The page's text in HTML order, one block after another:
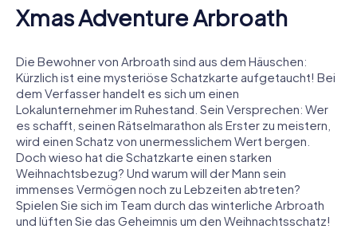
Xmas Adventure Arbroath
Die Bewohner von Arbroath sind aus dem Häuschen:
Kürzlich ist eine mysteriöse Schatzkarte aufgetaucht! Bei
dem Verfasser handelt es sich um einen
Lokalunternehmer im Ruhestand. Sein Versprechen: Wer
es schafft, seinen Rätselmarathon als Erster zu meistern,
wird einen Schatz von unermesslichem Wert bergen.
Doch wieso hat die Schatzkarte einen starken
Weihnachtsbezug? Und warum will der Mann sein
immenses Vermögen noch zu Lebzeiten abtreten?
Spielen Sie sich im Team durch das winterliche Arbroath
und lüften Sie das Geheimnis um den Weihnachtsschatz!